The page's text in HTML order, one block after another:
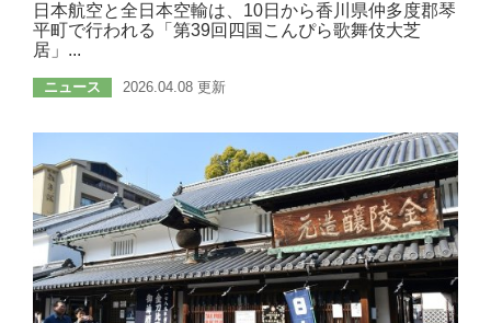
日本航空と全日本空輸は、10日から香川県仲多度郡琴
平町で行われる「第39回四国こんぴら歌舞伎大芝
居」...
ニュース 2026.04.08 更新